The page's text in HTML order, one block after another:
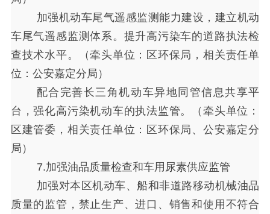
加强机动车尾气遥感监测能力建设，建立机动
车尾气遥感监测体系。提升高污染车的道路执法检
查技术水平。（牵头单位：区环保局，相关责任单
位：公安嘉定分局）
配合完善长三角机动车异地同管信息共享平
台，强化高污染机动车的执法监管。（牵头单位：
区建管委，相关责任单位：区环保局、公安嘉定分
局）
7.加强油品质量检查和车用尿素供应监管
加强对本区机动车、船和非道路移动机械油品
质量的监管，禁止生产、进口、销售和使用不符合